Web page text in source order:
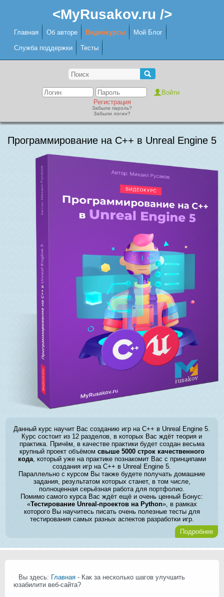
<MyRusakov.ru />
Главная Об авторе Видеокурсы Мой Блог
Служба поддержки Тесты
Регистрация
Забыли пароль?
Забыли логин?
Программирование на C++ в Unreal Engine 5
Данный курс научит Вас созданию игр на C++ в Unreal Engine 5.
Курс состоит из 12 разделов, в которых Вас ждёт теория и
практика. Причём, в качестве практики будет создан весьма
крупный проект объёмом свыше 5000 строк качественного
кода, который уже на практике познакомит Вас с принципами
создания игр на C++ в Unreal Engine 5.
Параллельно с курсом Вы также будете получать домашние
задания, результатом которых станет, в том числе,
полноценная серьёзная работа для портфолио.
Помимо самого курса Вас ждёт ещё и очень ценный Бонус:
«Тестирование Unreal-проектов на Python», в рамках
которого Вы научитесь писать очень полезные тесты для
тестирования самых разных аспектов разработки игр.
Подробнее
Вы здесь: Главная - Как за несколько шагов улучшить
юзабилити веб-сайта?